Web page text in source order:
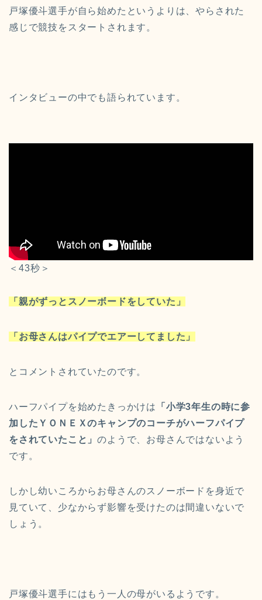
戸塚優斗選手が自ら始めたというよりは、やらされた
感じで競技をスタートされます。
インタビューの中でも語られています。
＜43秒＞
「親がずっとスノーボードをしていた」
「お母さんはパイプでエアーしてました」
とコメントされていたのです。
ハーフパイプを始めたきっかけは
「小学3年生の時に参
加したＹＯＮＥＸのキャンプのコーチがハーフパイプ
をされていたこと」のようで、お母さんではないよう
です。
しかし幼いころからお母さんのスノーボードを身近で
見ていて、少なからず影響を受けたのは間違いないで
しょう。
戸塚優斗選手にはもう一人の母がいるようです。